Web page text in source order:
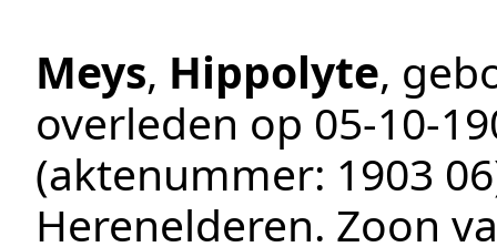
Meys, Hippolyte,
overleden op
(aktenummer: 1903 06
Herenelderen. Zoon